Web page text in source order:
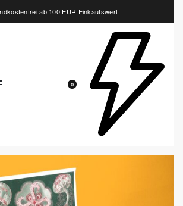
ab 100 EUR Einkaufswert
0